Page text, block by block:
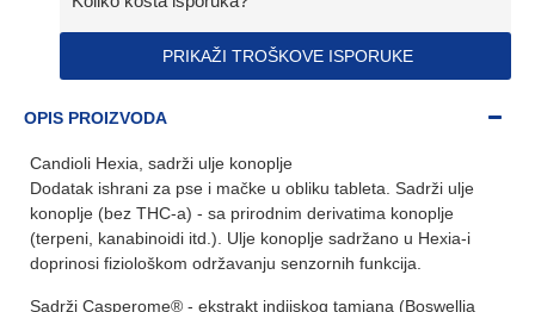
PRIKAŽI TROŠKOVE ISPORUKE
OPIS PROIZVODA
Candioli Hexia, sadrži ulje konoplje
Dodatak ishrani za pse i mačke u obliku tableta. Sadrži ulje
konoplje (bez THC-a) - sa prirodnim derivatima konoplje
(terpeni, kanabinoidi itd.). Ulje konoplje sadržano u Hexia-i
doprinosi fiziološkom održavanju senzornih funkcija.
Sadrži Casperome® - ekstrakt indijskog tamjana (Boswellia